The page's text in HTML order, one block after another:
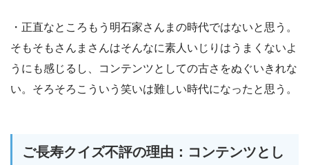
・正直なところもう明石家さんまの時代ではないと思う。
そもそもさんまさんはそんなに素人いじりはうまくないよ
うにも感じるし、コンテンツとしての古さをぬぐいきれな
い。そろそろこういう笑いは難しい時代になったと思う。
ご長寿クイズ不評の理由：コンテンツとし